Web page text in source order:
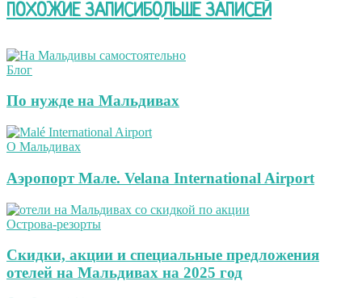
ПОХОЖИЕ ЗАПИСИБОЛЬШЕ ЗАПИСЕЙ
Блог
По нужде на Мальдивах
О Мальдивах
Аэропорт Мале. Velana International Airport
Острова-резорты
Скидки, акции и специальные предложения
отелей на Мальдивах на 2025 год